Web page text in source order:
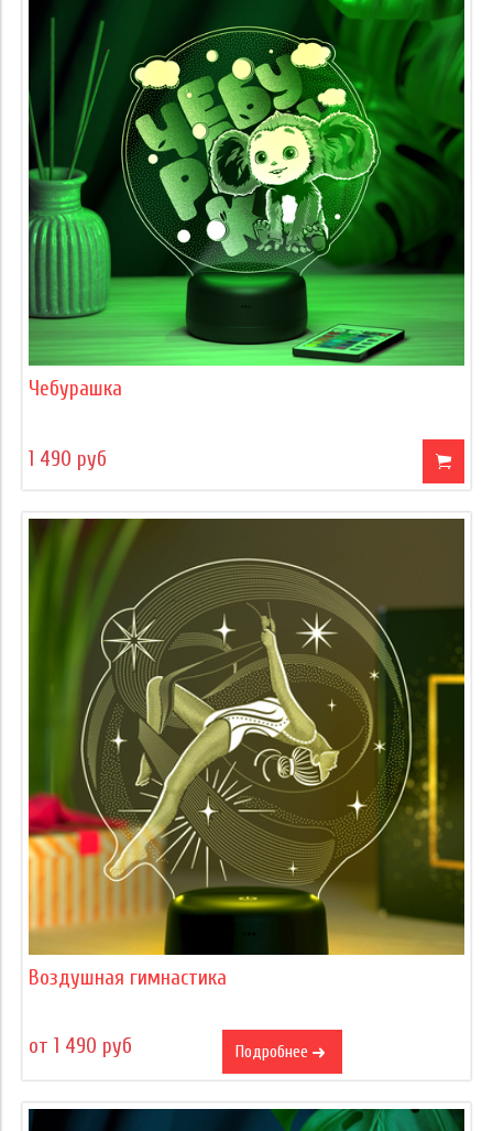
Чебурашка
1 490 руб
Воздушная гимнастика
от 1 490 руб Подробнее